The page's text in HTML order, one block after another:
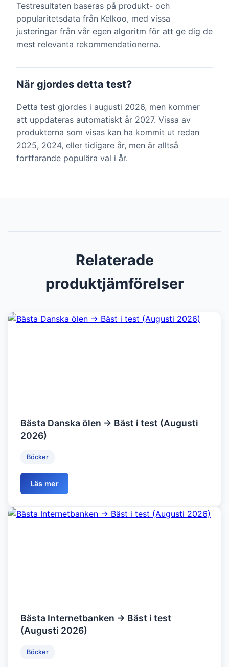
Testresultaten baseras på produkt- och
popularitetsdata från Kelkoo, med vissa
justeringar från vår egen algoritm för att ge dig de
mest relevanta rekommendationerna.
När gjordes detta test?
Detta test gjordes i augusti 2026, men kommer
att uppdateras automatiskt år 2027. Vissa av
produkterna som visas kan ha kommit ut redan
2025, 2024, eller tidigare år, men är alltså
fortfarande populära val i år.
Relaterade
produktjämförelser
Bästa Danska ölen → Bäst i test (Augusti
2026)
Böcker
Läs mer
Bästa Internetbanken → Bäst i test
(Augusti 2026)
Böcker